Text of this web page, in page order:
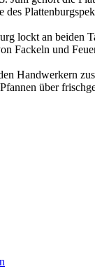
lockt an beiden
Fackeln und
Handwerkern
über